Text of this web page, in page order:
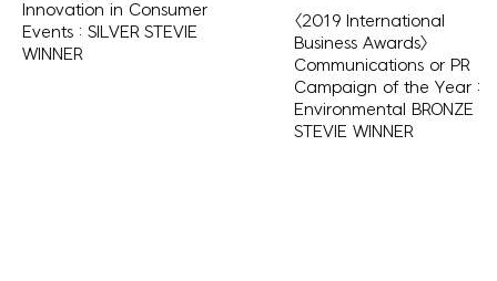
Innovation in Consumer
Events : SILVER STEVIE
WINNER
<2019 International
Business Awards>
Communications or PR
Campaign of the Year :
Environmental BRONZE
STEVIE WINNER